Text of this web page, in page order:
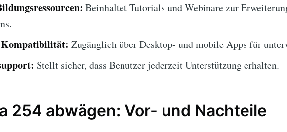
Beinhaltet Tutorials und Webinare zur
Zugänglich über Desktop- und mobile Apps für
Stellt sicher, dass Benutzer jederzeit Unterstützung erhalten.
254 abwägen: Vor- und Nachteile